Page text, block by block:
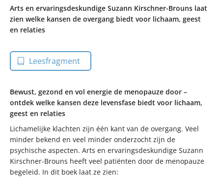
Arts en ervaringsdeskundige Suzann Kirschner-Brouns laat
zien welke kansen de overgang biedt voor lichaam, geest
en relaties
Leesfragment
Bewust, gezond en vol energie de menopauze door –
ontdek welke kansen deze levensfase biedt voor lichaam,
geest en relaties
Lichamelijke klachten zijn één kant van de overgang. Veel
minder bekend en veel minder onderzocht zijn de
psychische aspecten. Arts en ervaringsdeskundige Suzann
Kirschner-Brouns heeft veel patiënten door de menopauze
begeleid. In dit boek laat ze zien: